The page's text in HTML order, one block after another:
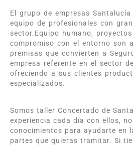
El grupo de empresas
equipo de profesionales con
sector.Equipo humano,
compromiso con el entorno son
premisas que convierten a
empresa referente en el sector
ofreciendo a sus clientes
especializados.
Somos taller Concertado de
experiencia cada día con ellos,
conocimientos para ayudarte en
partes que quieras tramitar. Si